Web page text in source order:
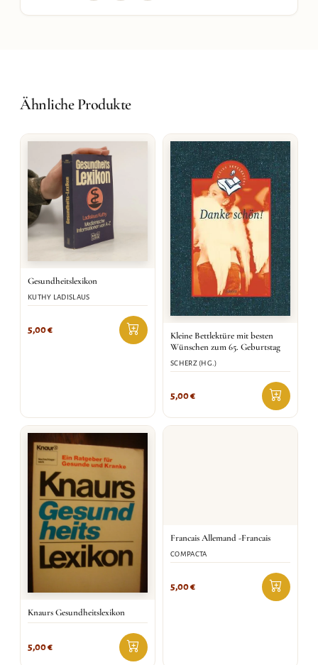
Ähnliche Produkte
Gesundheitslexikon
KUTHY LADISLAUS
5,00€
Kleine Bettlektüre mit besten
Wünschen zum 65. Geburtstag
SCHERZ (HG.)
5,00€
Knaurs Gesundheitslexikon
5,00€
Francais Allemand -Francais
COMPACTA
5,00€